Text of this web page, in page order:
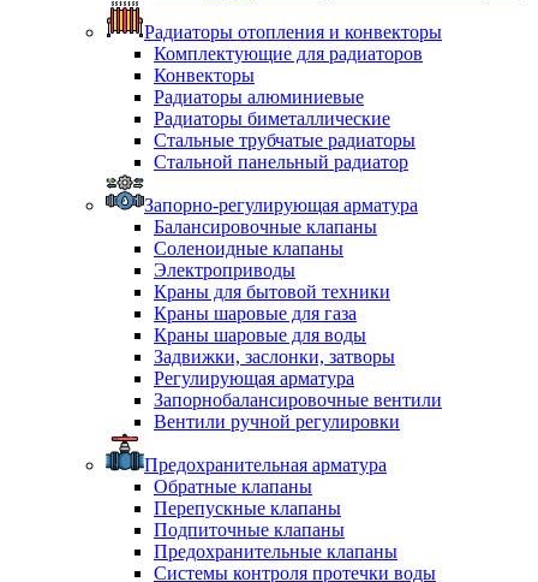
Радиаторы отопления и конвекторы
Комплектующие для радиаторов
Конвекторы
Радиаторы алюминиевые
Радиаторы биметаллические
Стальные трубчатые радиаторы
Стальной панельный радиатор
Запорно-регулирующая арматура
Балансировочные клапаны
Соленоидные клапаны
Электроприводы
Краны для бытовой техники
Краны шаровые для газа
Краны шаровые для воды
Задвижки, заслонки, затворы
Регулирующая арматура
Запорнобалансировочные вентили
Вентили ручной регулировки
Предохранительная арматура
Обратные клапаны
Перепускные клапаны
Подпиточные клапаны
Предохранительные клапаны
Системы контроля протечки воды